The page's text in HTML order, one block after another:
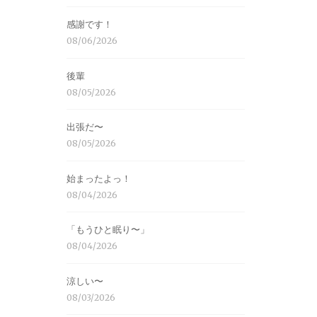
感謝です！
08/06/2026
後輩
08/05/2026
出張だ〜
08/05/2026
始まったよっ！
08/04/2026
「もうひと眠り〜」
08/04/2026
涼しい〜
08/03/2026